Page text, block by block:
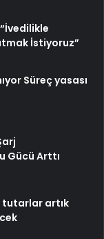
İstiyoruz”
Süreç yasası
Gücü Arttı
tutarlar artık